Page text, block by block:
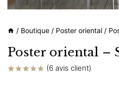
/ Boutique / Poster oriental /
Poster oriental –
(6 avis client)